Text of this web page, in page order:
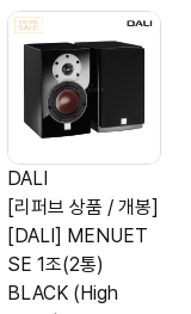
DALI
[리퍼브 상품 / 개봉]
[DALI] MENUET
SE 1조(2통)
BLACK (High